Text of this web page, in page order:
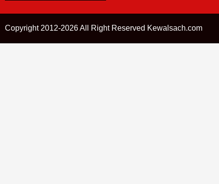
Copyright 2012-2026 All Right Reserved Kewalsach.com